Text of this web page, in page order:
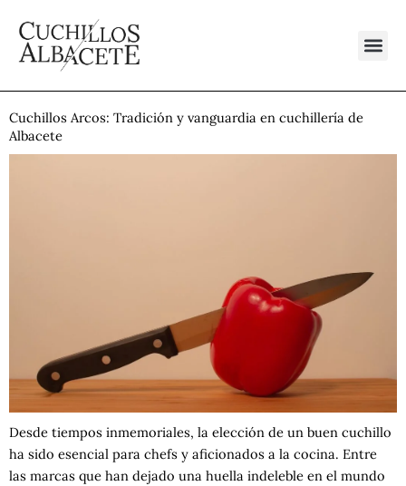
contenido
Cuchillos Arcos: Tradición y vanguardia en cuchillería de
Albacete
Desde tiempos inmemoriales, la elección de un buen cuchillo
ha sido esencial para chefs y aficionados a la cocina. Entre
las marcas que han dejado una huella indeleble en el mundo